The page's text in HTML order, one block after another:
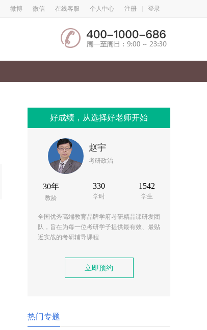
微博 微信 在线客服 个人中心 注册 登录
好成绩，从选择好老师开始
赵宇
考研政治
30年
教龄
330
学时
1542
学生
全国优秀高端教育品牌学府考研精品课研发团
队，旨在为每一位考研学子提供最有效、最贴
近实战的考研辅导课程
立即预约
热门专题
(付海悦)2021考研英语